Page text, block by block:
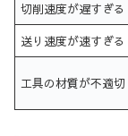
切削速度が遅すぎる
送り速度が速すぎる
工具の材質が不適切